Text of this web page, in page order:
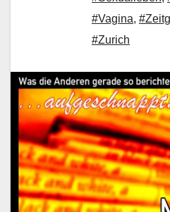
#Vagina,
#Zurich